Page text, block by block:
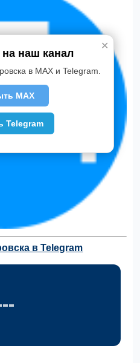
в Telegram
✕
наш канал
в MAX и Telegram.
MAX
Telegram